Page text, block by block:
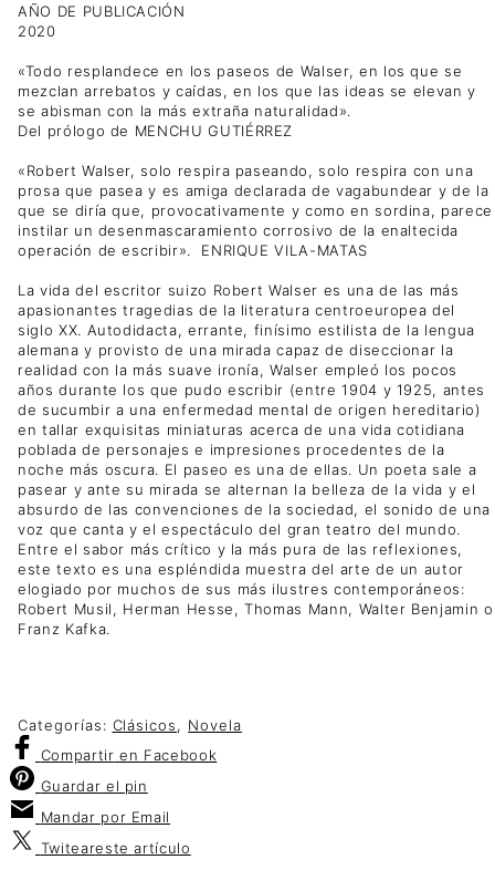
AÑO DE PUBLICACIÓN
2020
«Todo resplandece en los paseos de Walser, en los que se
mezclan arrebatos y caídas, en los que las ideas se elevan y
se abisman con la más extraña naturalidad».
Del prólogo de MENCHU GUTIÉRREZ
«Robert Walser, solo respira paseando, solo respira con una
prosa que pasea y es amiga declarada de vagabundear y de la
que se diría que, provocativamente y como en sordina, parece
instilar un desenmascaramiento corrosivo de la enaltecida
operación de escribir». ENRIQUE VILA-MATAS
La vida del escritor suizo Robert Walser es una de las más
apasionantes tragedias de la literatura centroeuropea del
siglo XX. Autodidacta, errante, finísimo estilista de la lengua
alemana y provisto de una mirada capaz de diseccionar la
realidad con la más suave ironía, Walser empleó los pocos
años durante los que pudo escribir (entre 1904 y 1925, antes
de sucumbir a una enfermedad mental de origen hereditario)
en tallar exquisitas miniaturas acerca de una vida cotidiana
poblada de personajes e impresiones procedentes de la
noche más oscura. El paseo es una de ellas. Un poeta sale a
pasear y ante su mirada se alternan la belleza de la vida y el
absurdo de las convenciones de la sociedad, el sonido de una
voz que canta y el espectáculo del gran teatro del mundo.
Entre el sabor más crítico y la más pura de las reflexiones,
este texto es una espléndida muestra del arte de un autor
elogiado por muchos de sus más ilustres contemporáneos:
Robert Musil, Herman Hesse, Thomas Mann, Walter Benjamin o
Franz Kafka.
Categorías: Clásicos, Novela
Compartir en Facebook
Guardar el pin
Mandar por Email
Twiteareste artículo